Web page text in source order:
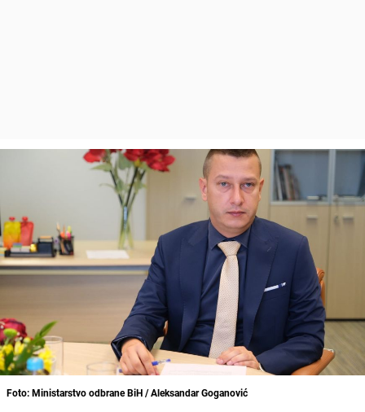
Foto: Ministarstvo odbrane BiH / Aleksandar Goganović